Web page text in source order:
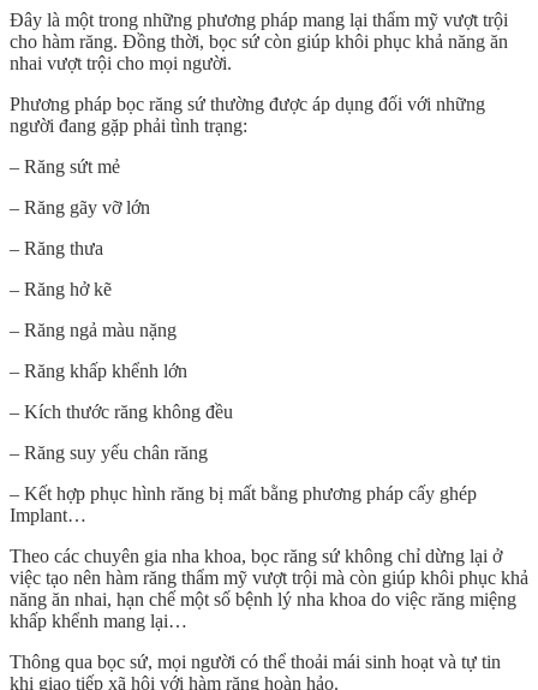
Đây là một trong những phương pháp mang lại thẩm mỹ vượt trội
cho hàm răng. Đồng thời, bọc sứ còn giúp khôi phục khả năng ăn
nhai vượt trội cho mọi người.
Phương pháp bọc răng sứ thường được áp dụng đối với những
người đang gặp phải tình trạng:
– Răng sứt mẻ
– Răng gãy vỡ lớn
– Răng thưa
– Răng hở kẽ
– Răng ngả màu nặng
– Răng khấp khểnh lớn
– Kích thước răng không đều
– Răng suy yếu chân răng
– Kết hợp phục hình răng bị mất bằng phương pháp cấy ghép
Implant…
Theo các chuyên gia nha khoa, bọc răng sứ không chỉ dừng lại ở
việc tạo nên hàm răng thẩm mỹ vượt trội mà còn giúp khôi phục khả
năng ăn nhai, hạn chế một số bệnh lý nha khoa do việc răng miệng
khấp khểnh mang lại…
Thông qua bọc sứ, mọi người có thể thoải mái sinh hoạt và tự tin
khi giao tiếp xã hội với hàm răng hoàn hảo.